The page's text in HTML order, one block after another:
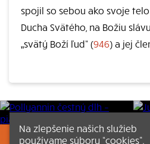
spojil so sebou ako svoje
Ducha Svätého, na Božiu
„svätý Boží ľud“ (946) a jej
Na zlepšenie našich služieb
používame súbory “cookies”.